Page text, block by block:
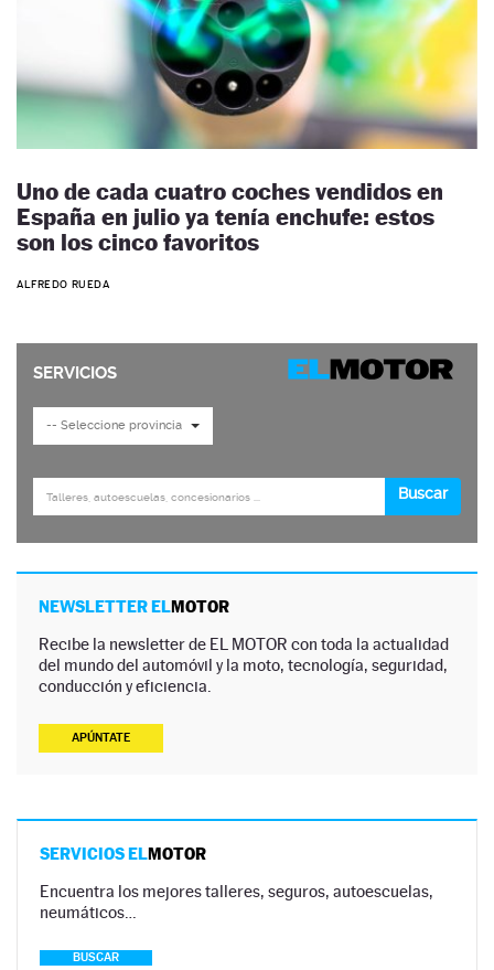
Uno de cada cuatro coches vendidos en
España en julio ya tenía enchufe: estos
son los cinco favoritos
ALFREDO RUEDA
NEWSLETTER ELMOTOR
Recibe la newsletter de EL MOTOR con toda la actualidad
del mundo del automóvil y la moto, tecnología, seguridad,
conducción y eficiencia.
APÚNTATE
SERVICIOS ELMOTOR
Encuentra los mejores talleres, seguros, autoescuelas,
neumáticos…
BUSCAR